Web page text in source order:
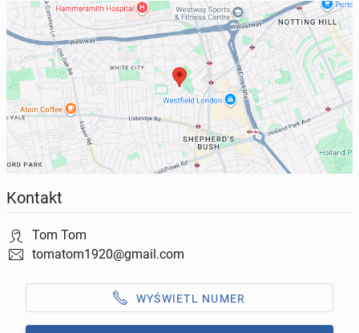
Kontakt
Tom Tom
tomatom1920@gmail.com
WYŚWIETL NUMER